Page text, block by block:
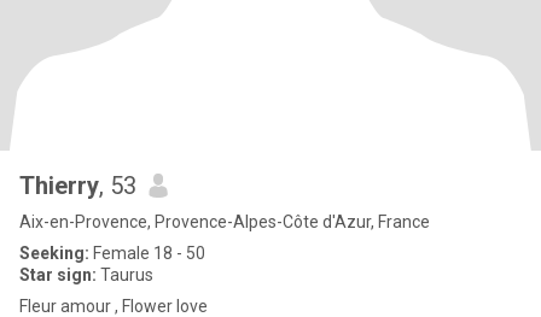
Thierry, 53
Aix-en-Provence, Provence-Alpes-Côte d'Azur, France
Seeking: Female 18 - 50
Star sign: Taurus
Fleur amour , Flower love